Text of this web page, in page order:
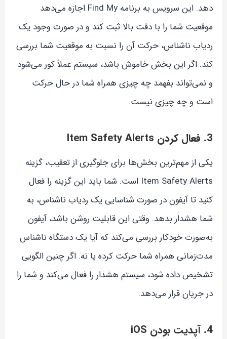
دهد. این سرویس به برنامه Find My اجازه می‌دهد
موقعیت شما را با دقت بالا ثبت کند و در صورت وجود یک
ردیاب ناشناس، حرکت آن را نسبت به موقعیت شما بررسی
کند. اگر این بخش خاموش باشد، سیستم عملاً کور می‌شود
و نمی‌تواند بفهمد چه چیزی همراه شما در حال حرکت
است و چه چیزی نیست.
3. فعال کردن Item Safety Alerts
یکی از مهم‌ترین بخش‌ها برای جلوگیری از تعقیب، گزینه
Item Safety Alerts است. شما باید این گزینه را فعال
کنید تا آیفون در صورت شناسایی یک ردیاب ناشناس، به
شما هشدار بدهد. وقتی این قابلیت روشن باشد، آیفون
به‌صورت خودکار بررسی می‌کند که آیا یک دستگاه ناشناس
مدت‌زمانی همراه شما حرکت کرده یا نه. اگر چنین الگویی
تشخیص داده شود، سیستم هشدار را فعال می‌کند و شما را
در جریان قرار می‌دهد.
4. آپدیت بودن iOS